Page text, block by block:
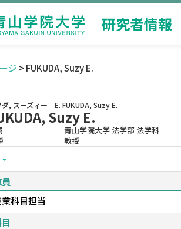
研究者情報
ジ > FUKUDA, Suzy E.
ダ, スーズィー E. FUKUDA, Suzy E.
Suzy E.
青山学院大学 法学部 法学科
教授
科目担当